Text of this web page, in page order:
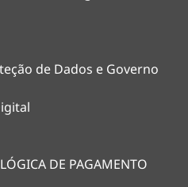
de Dados e Governo
DE PAGAMENTO